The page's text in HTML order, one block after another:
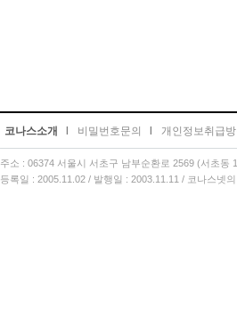
코나스소개 비밀번호문의 개인정보취급
주소 : 06374 서울시 서초구 남부순환로 2569 (서초
등록일 : 2005.11.02 / 발행일 : 2003.11.11 / 코나스넷